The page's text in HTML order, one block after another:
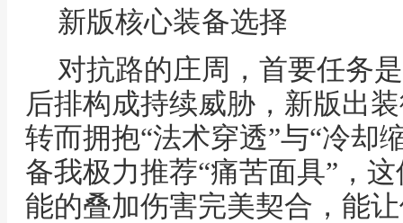
新版核心装备选择
对抗路的庄周，首要任务
后排构成持续威胁，新版出
转而拥抱“法术穿透”与“冷却
备我极力推荐“痛苦面具”，
能的叠加伤害完美契合，能